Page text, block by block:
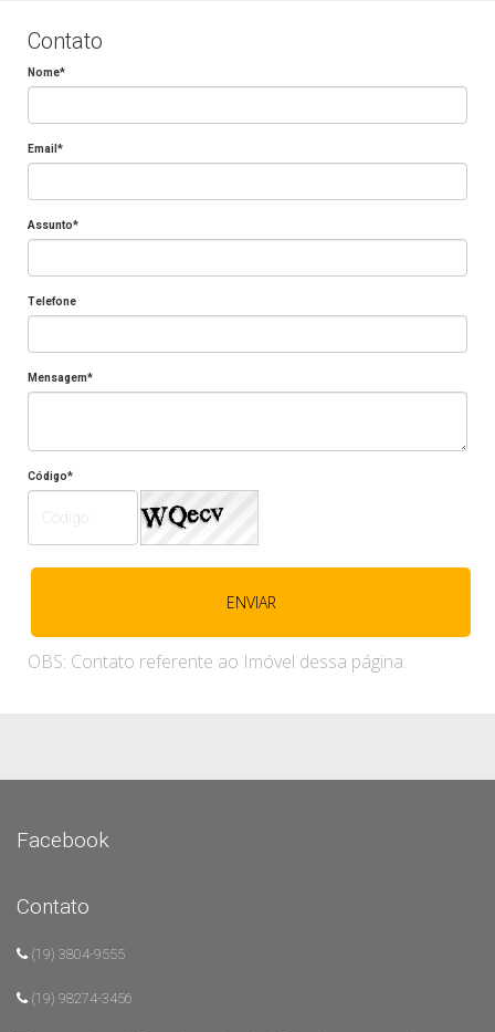
Contato
Nome*
Email*
Assunto*
Telefone
Mensagem*
Código*
OBS: Contato referente ao Imóvel dessa página.
Facebook
Contato
(19) 3804-9555
(19) 98274-3456